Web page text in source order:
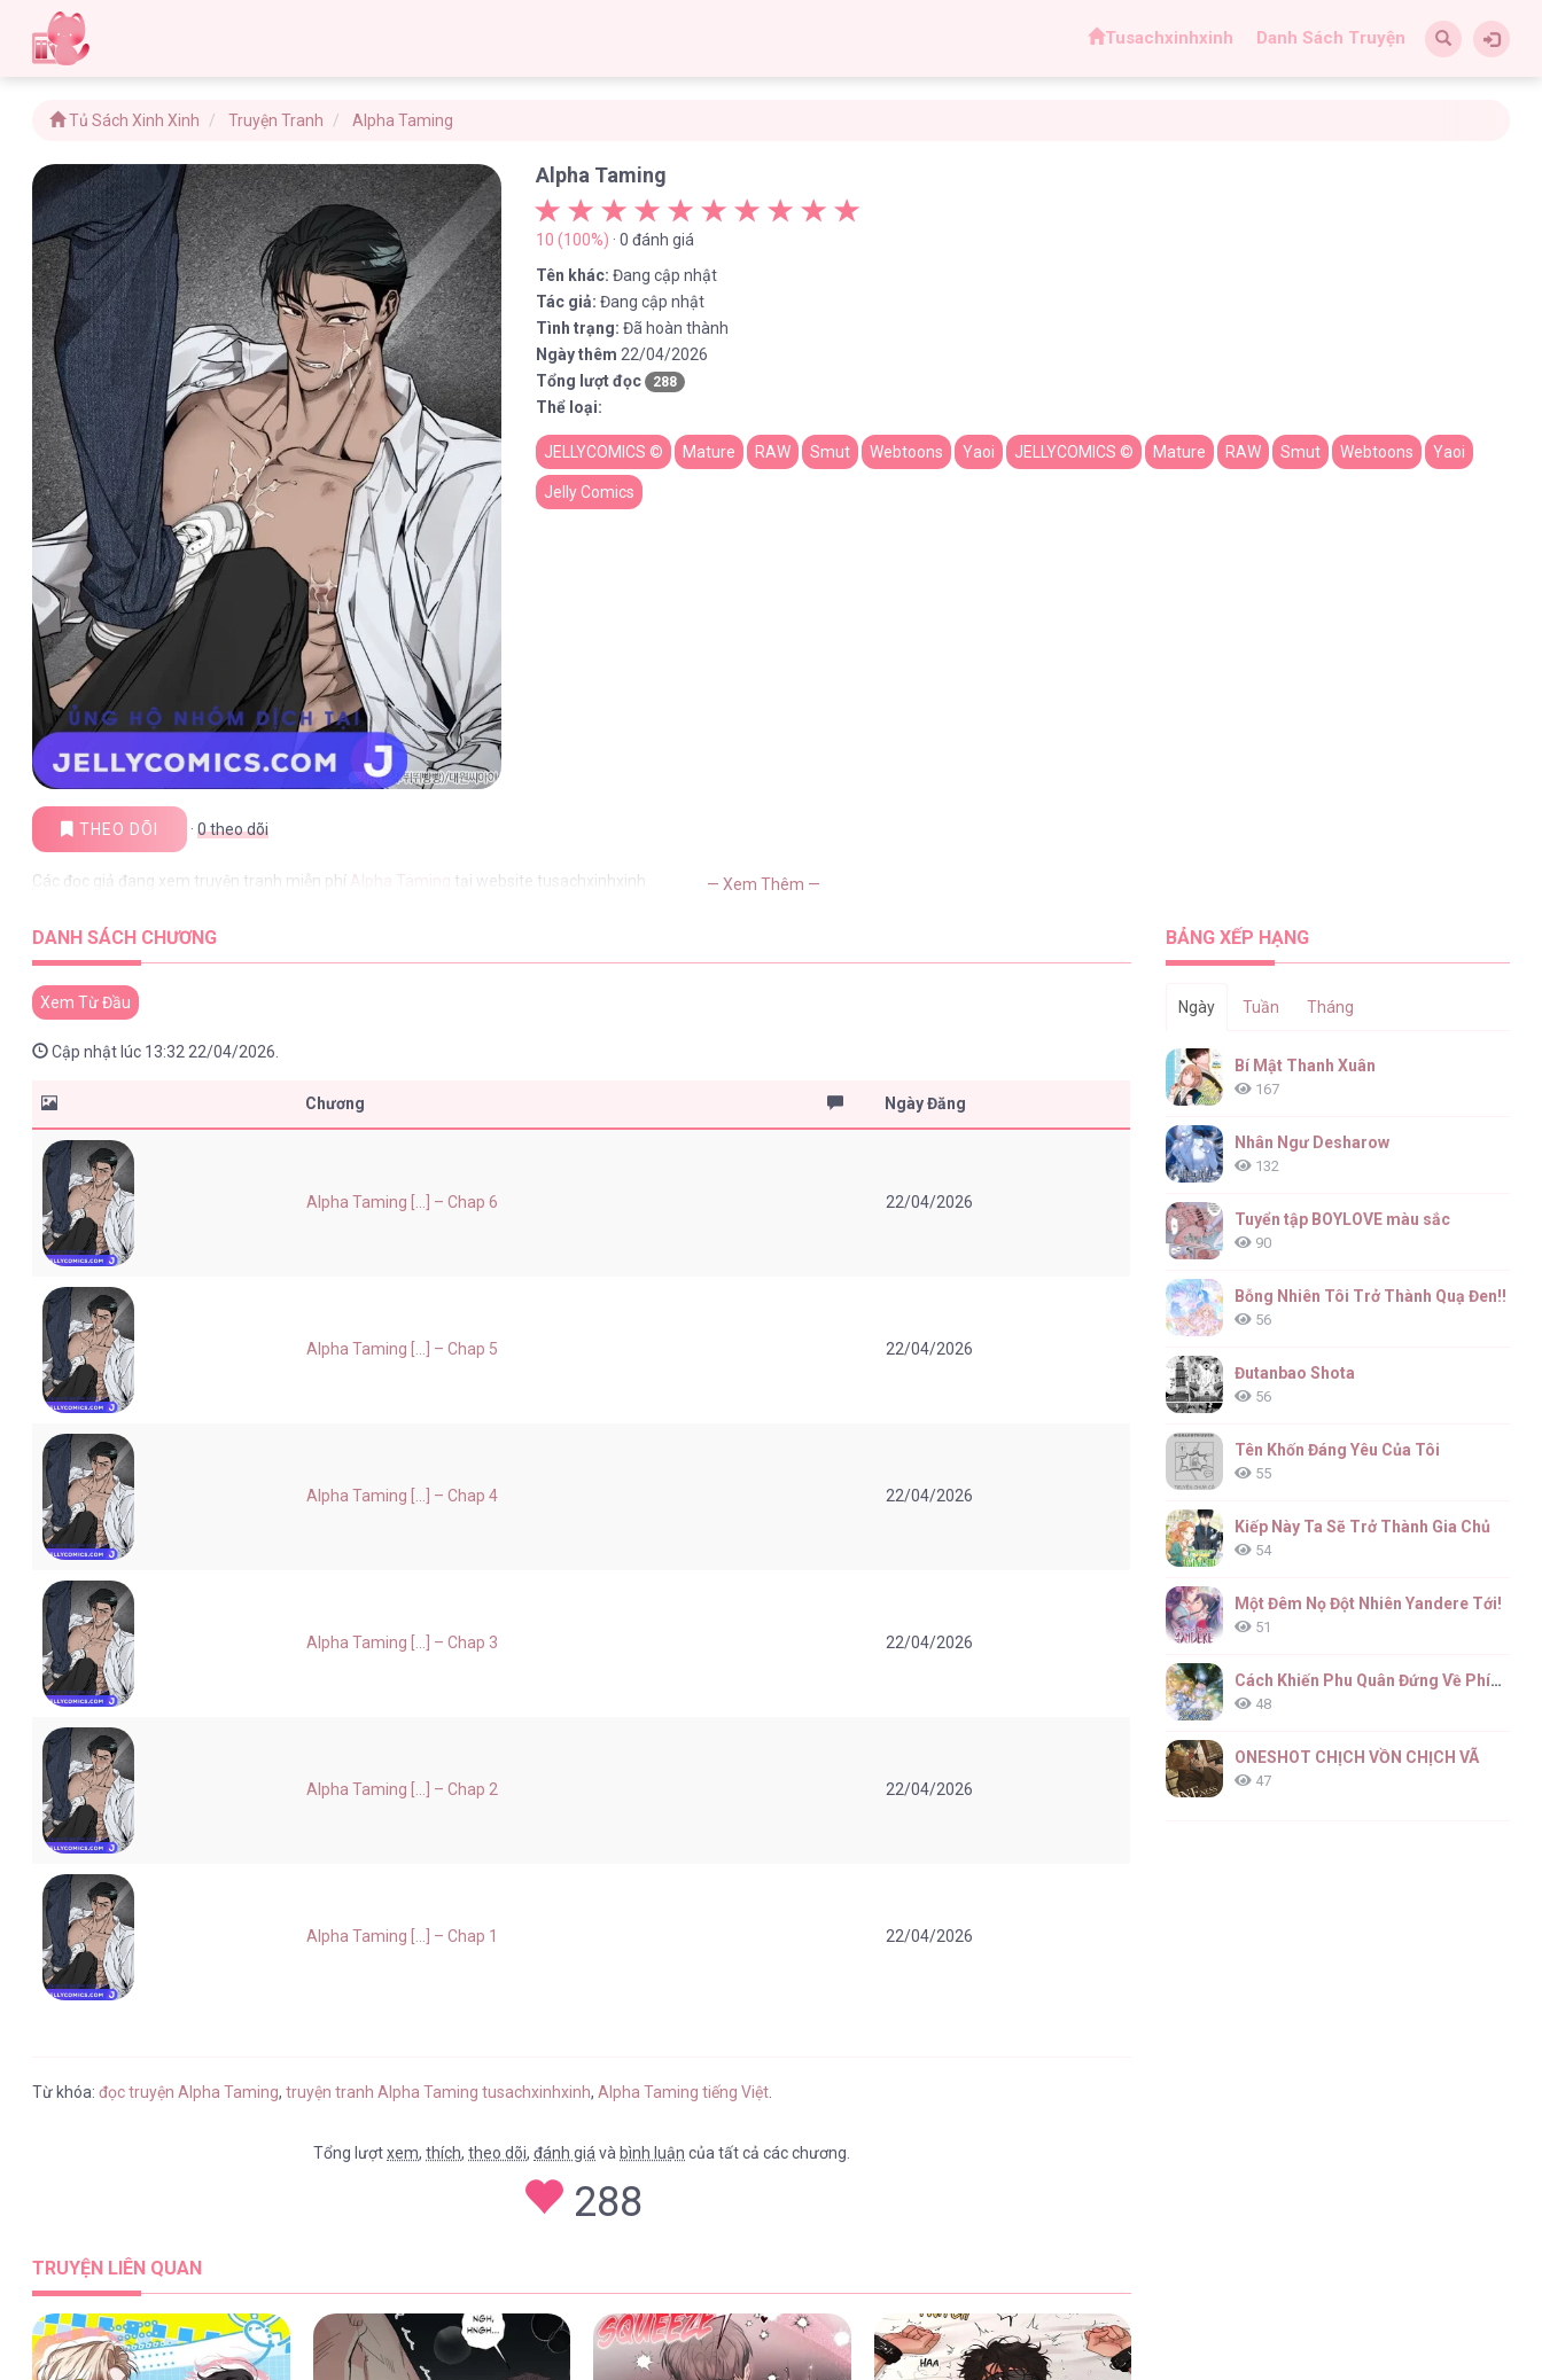
Tusachxinhxinh Danh Sách Truyện
Tủ Sách Xinh Xinh Truyện Tranh Alpha Taming
Alpha Taming
10 (100%) · 0 đánh giá
Tên khác: Đang cập nhật
Tác giả: Đang cập nhật
Tình trạng: Đã hoàn thành
Ngày thêm 22/04/2026
Tổng lượt đọc
288
Thể loại:
JELLYCOMICS © Mature RAW Smut Webtoons Yaoi JELLYCOMICS © Mature RAW Smut Webtoons Yaoi
Jelly Comics
THEO DÕI ·0theo dõi
Các đọc giả đang xem truyện tranh miễn phí Alpha Taming tại website tusachxinhxinh — Xem Thêm —
DANH SÁCH CHƯƠNG
Xem Từ Đầu
Cập nhật lúc 13:32 22/04/2026.
Chương Ngày Đăng
Alpha Taming [...] – Chap 6 22/04/2026
Alpha Taming [...] – Chap 5 22/04/2026
Alpha Taming [...] – Chap 4 22/04/2026
Alpha Taming [...] – Chap 3 22/04/2026
Alpha Taming [...] – Chap 2 22/04/2026
Alpha Taming [...] – Chap 1 22/04/2026
Từ khóa:đọc truyện Alpha Taming,truyện tranh Alpha Taming tusachxinhxinh,Alpha Taming tiếng Việt
Tổng lượtxem,thích,theo dõi,đánh giá và bình luận của tất cả các chương.
288
TRUYỆN LIÊN QUAN
BẢNG XẾP HẠNG
Ngày Tuần Tháng
Bí Mật Thanh Xuân
167
Nhân Ngư Desharow
132
Tuyển tập BOYLOVE màu sắc
90
Bỗng Nhiên Tôi Trở Thành Quạ Đen!!
56
Đutanbao Shota
56
Tên Khốn Đáng Yêu Của Tôi
55
Kiếp Này Ta Sẽ Trở Thành Gia Chủ
54
Một Đêm Nọ Đột Nhiên Yandere Tới!
51
Cách Khiến Phu Quân Đứng Về Phía Tôi
48
ONESHOT CHỊCH VỒN CHỊCH VÃ
47